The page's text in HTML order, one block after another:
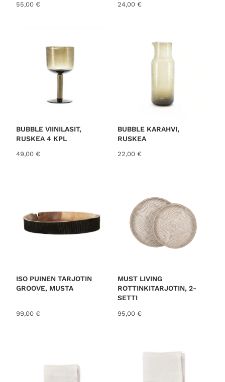
55,00 € 24,00 €
BUBBLE VIINILASIT,
RUSKEA 4 KPL
49,00 €
BUBBLE KARAHVI,
RUSKEA
22,00 €
ISO PUINEN TARJOTIN
GROOVE, MUSTA
99,00 €
MUST LIVING
ROTTINKITARJOTIN, 2-
SETTI
95,00 €